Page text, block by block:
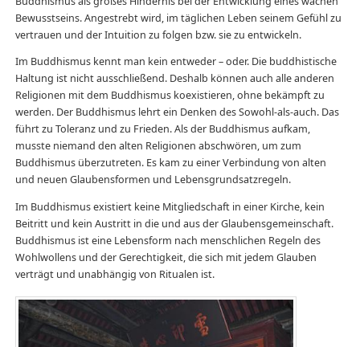
Bewusstseins. Angestrebt wird, im täglichen Leben seinem Gefühl zu
vertrauen und der Intuition zu folgen bzw. sie zu entwickeln.
Im Buddhismus kennt man kein entweder – oder. Die buddhistische
Haltung ist nicht ausschließend. Deshalb können auch alle anderen
Religionen mit dem Buddhismus koexistieren, ohne bekämpft zu
werden. Der Buddhismus lehrt ein Denken des Sowohl-als-auch. Das
führt zu Toleranz und zu Frieden. Als der Buddhismus aufkam,
musste niemand den alten Religionen abschwören, um zum
Buddhismus überzutreten. Es kam zu einer Verbindung von alten
und neuen Glaubensformen und Lebensgrundsatzregeln.
Im Buddhismus existiert keine Mitgliedschaft in einer Kirche, kein
Beitritt und kein Austritt in die und aus der Glaubensgemeinschaft.
Buddhismus ist eine Lebensform nach menschlichen Regeln des
Wohlwollens und der Gerechtigkeit, die sich mit jedem Glauben
verträgt und unabhängig von Ritualen ist.